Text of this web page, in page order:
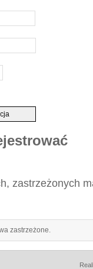
zastrzeżonych
zastrzeżone.